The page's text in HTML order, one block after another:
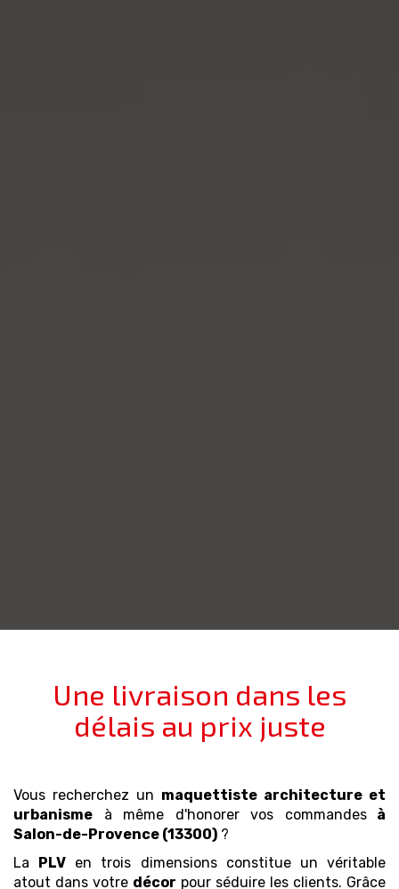
Une livraison dans les
délais au prix juste
Vous recherchez un maquettiste architecture et
urbanisme à même d'honorer vos commandes
à
Salon-de-Provence (13300) ?
La PLV en trois dimensions constitue un véritable
atout dans votre décor pour séduire les clients. Grâce